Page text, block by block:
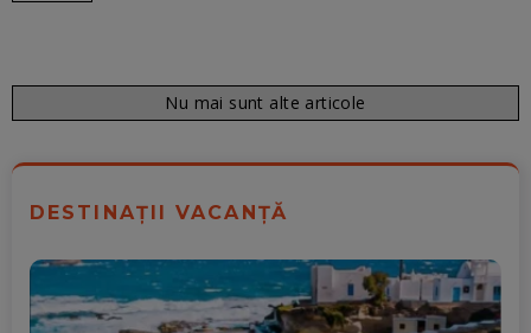
Nu mai sunt alte articole
DESTINAȚII VACANȚĂ